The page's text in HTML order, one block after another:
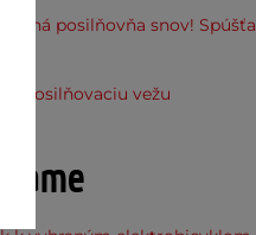
posilňovňa snov!
posilňovaciu vežu